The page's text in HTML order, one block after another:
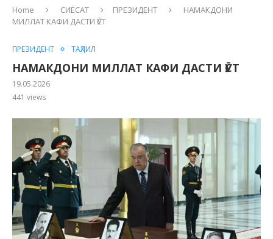
Home СИЁСАТ ПРЕЗИДЕНТ
НАМАКДОНИ
МИЛЛАТ КАФИ ДАСТИ ӮСТ
ПРЕЗИДЕНТ ТАҲЛИЛ
НАМАКДОНИ МИЛЛАТ КАФИ ДАСТИ ӮСТ
19.05.2026
441 views